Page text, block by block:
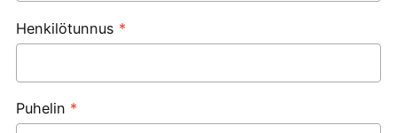
Henkilötunnus *
Puhelin *